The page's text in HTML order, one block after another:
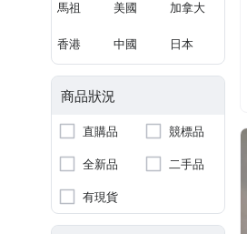
馬祖 美國 加拿大
香港 中國 日本
商品狀況
直購品
競標品
全新品
二手品
有現貨